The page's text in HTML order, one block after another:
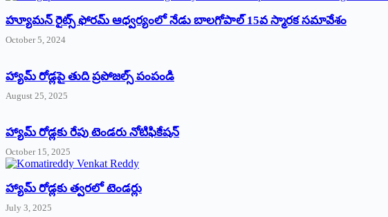
హ్యూమన్‌ రైట్స్‌ ఫోరమ్‌ ఆధ్వర్యంలో నేడు బాలగోపాల్‌ 15వ స్మారక సమావేశం
October 5, 2024
హ్యామ్‌ రోడ్లపై తుది ప్రపోజల్స్‌ పంపండి
August 25, 2025
హ్యామ్‌ రోడ్లకు రేపు టెండరు నోటిఫికేషన్‌
October 15, 2025
హ్యామ్‌ రోడ్లకు త్వరలో టెండర్లు
July 3, 2025